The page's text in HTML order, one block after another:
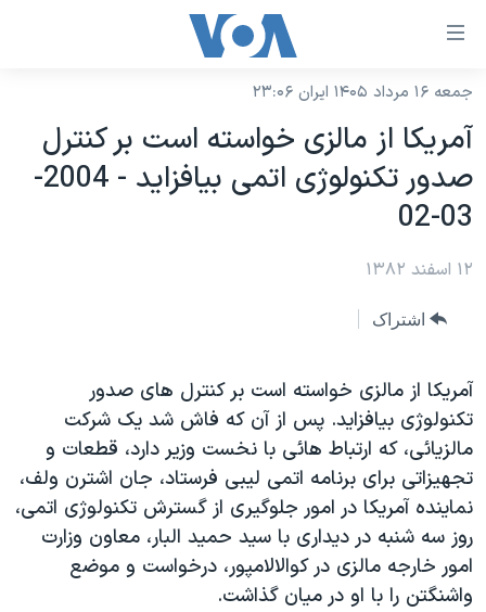
لینکهای
دسترسی
جهش
محتوای
اصلی
صفحه
به
جستجو
نسخه سبک وب‌سایت
موضوع ها
آمریکا
جهان
گزیده‌ها
ویژه برنامه‌ها
ویدیوها
فرهنگ و زندگی
حقوق شهروندی
اقتصادی
برنامه های تلویزیونی
جدول برنامه ها
صفحه‌های ویژه
عملیات خشم حماسی
۲۵۰سالگی آمریکا
بایگانی برنامه‌های تلویزیونی
مستندها
انتخابات ریاست جمهوری آمریکا ۲۰۲۴
حمله جمهوری اسلامی به اسرائیل
پخش رادیویی
یادگیری زبان انگلیسی
دنبال کنید
جمعه ۱۶ مرداد ۱۴۰۵ ایران ۲۳:۰۶
آمريکا از مالزی خواسته است بر کنترل
صدور تکنولوژی اتمی بيافزايد - 2004-
03-02
۱۲ اسفند ۱۳۸۲
اشتراک
آمريکا از مالزی خواسته است بر کنترل های صدور
تکنولوژی بيافزايد. پس از آن که فاش شد يک شرکت
مالزيائی، که ارتباط هائی با نخست وزير دارد، قطعات و
تجهيزاتی برای برنامه اتمی ليبی فرستاد، جان اشترن ولف،
نماينده آمريکا در امور جلوگيری از گسترش تکنولوژی اتمی،
روز سه شنبه در ديداری با سيد حميد البار، معاون وزارت
امور خارجه مالزی در کوالالامپور، درخواست و موضع
واشنگتن را با او در ميان گذاشت.